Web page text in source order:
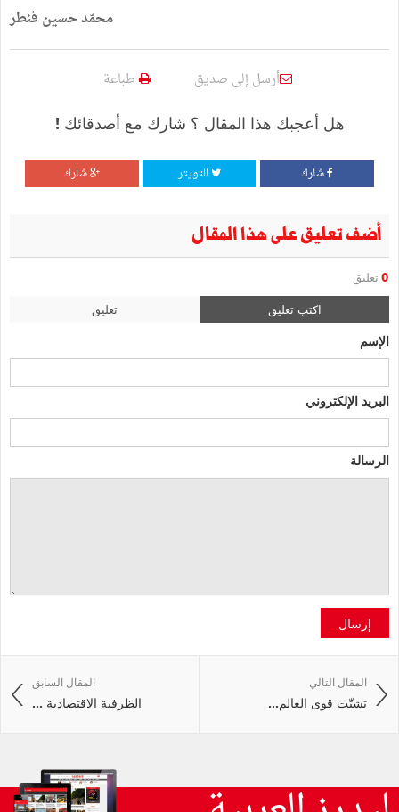
محمّدحسين فنطر
أرسل إلى صديق طباعة
هل أعجبك هذا المقال ؟ شارك مع أصدقائك !
شارك التويتر شارك
أضف تعليق على هذا المقال
0 تعليق
اكتب تعليق تعليق
الإسم
البريد الإلكتروني
الرسالة
إرسال
المقال السابق
الظرفية الاقتصادية ...
المقال التالي
تشتّت‭ ‬قوى‭ ‬العالم‭ ...